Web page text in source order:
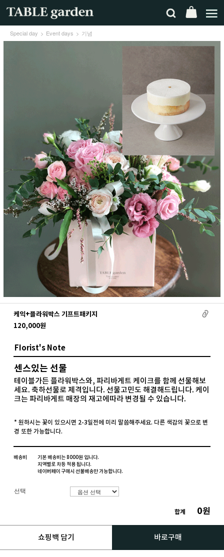
Special day Event days 기념
케익+플라워박스 기프트패키지
120,000원
FIorist's Note
센스있는 선물
테이블가든 플라워박스와, 파리바게트 케이크를 함께 선물해보
세요. 축하선물로 제격입니다. 선물고민도 해결해드립니다. 케이
크는 파리바게트 매장의 재고에따라 변경될 수 있습니다.
* 원하시는 꽃이 있으시면 2-3일전에 미리 말씀해주세요. 다른 색감의 꽃으로 변
경 또한 가능합니다.
배송비
기본 배송비는 8000원 입니다.
지역별로 차등 적용 됩니다.
네이버페이 구매시 선불배송만 가능합니다.
선택
합계 0원
쇼핑백 담기 바로구매